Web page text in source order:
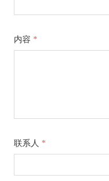
内容 *
联系人 *